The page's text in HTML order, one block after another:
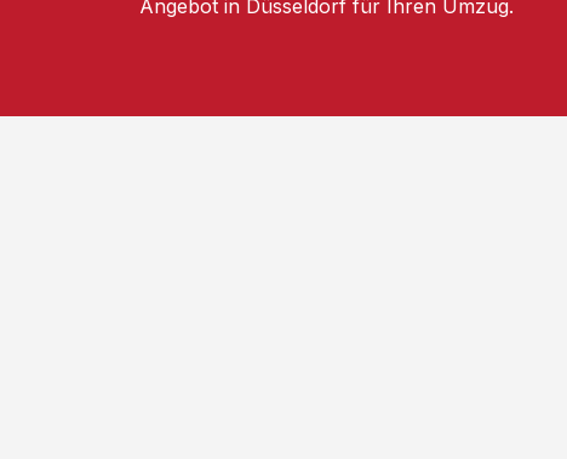
Angebot in Düsseldorf für Ihren Umzug.